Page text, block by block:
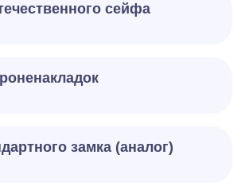
сейфа
замка (аналог)